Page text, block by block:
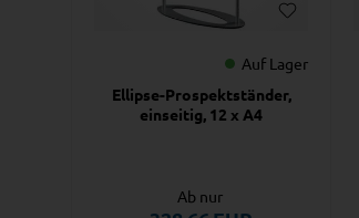
Auf Lager
Ellipse-Prospektständer,
einseitig, 12 x A4
Ab nur